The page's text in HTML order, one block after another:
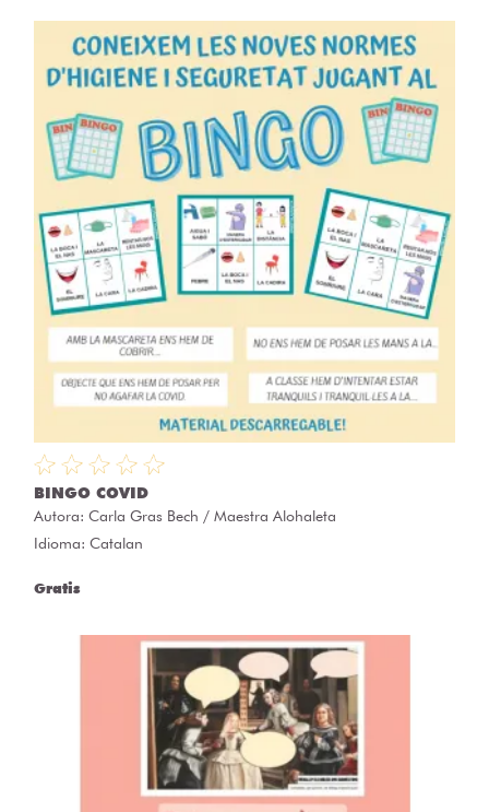
BINGO COVID
Autora: Carla Gras Bech / Maestra Alohaleta
Idioma: Catalan
Gratis